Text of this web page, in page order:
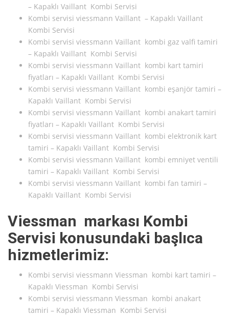
– Kapaklı Vaillant Kombi Servisi
Kombi servisi viessmann Vaillant – Kapaklı Vaillant
Kombi Servisi
Kombi servisi viessmann Vaillant kombi gaz valfi tamiri
– Kapaklı Vaillant Kombi Servisi
Kombi servisi viessmann Vaillant kombi kart tamiri
fiyatları – Kapaklı Vaillant Kombi Servisi
Kombi servisi viessmann Vaillant kombi eşanjör tamiri –
Kapaklı Vaillant Kombi Servisi
Kombi servisi viessmann Vaillant kombi anakart tamiri
fiyatları – Kapaklı Vaillant Kombi Servisi
Kombi servisi viessmann Vaillant kombi elektronik kart
tamiri – Kapaklı Vaillant Kombi Servisi
Kombi servisi viessmann Vaillant kombi emniyet ventili
tamiri – Kapaklı Vaillant Kombi Servisi
Kombi servisi viessmann Vaillant kombi fan tamiri –
Kapaklı Vaillant Kombi Servisi
Viessman markası Kombi
Servisi konusundaki başlıca
hizmetlerimiz:
Kombi servisi viessmann Viessman kombi kart tamiri –
Kapaklı Viessman Kombi Servisi
Kombi servisi viessmann Viessman kombi anakart
tamiri – Kapaklı Viessman Kombi Servisi